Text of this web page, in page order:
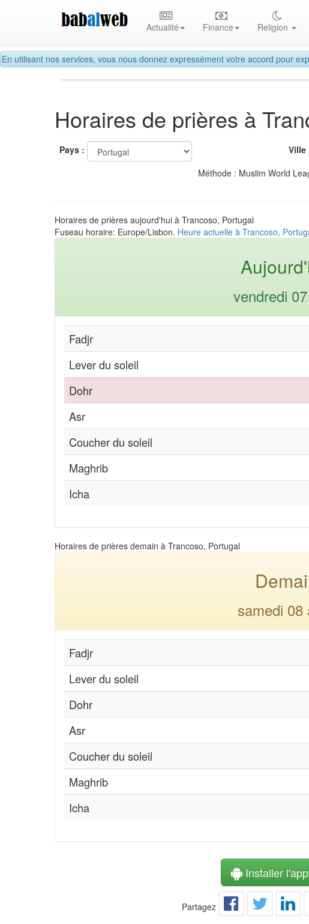
En utilisant nos services, vous nous donnez expressément votre accord pour
Actualité Finance Religion
Horaires de prières à
Pays :
Ville
Méthode : Muslim World
Horaires de prières aujourd'hui à Trancoso, Portugal
Fuseau horaire: Europe/Lisbon. Heure actuelle à Trancoso,
vendredi
Fadjr
Lever du soleil
Dohr
Asr
Coucher du soleil
Maghrib
Icha
Horaires de prières demain à Trancoso, Portugal
samedi 08
Fadjr
Lever du soleil
Dohr
Asr
Coucher du soleil
Maghrib
Icha
Installer
Partagez